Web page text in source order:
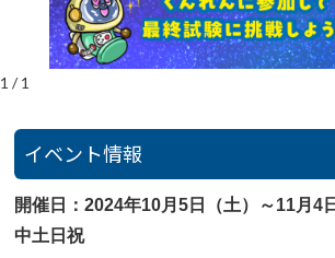
1 /1
イベント情報
開催日：2024年10月5日（土）～11月4
中土日祝